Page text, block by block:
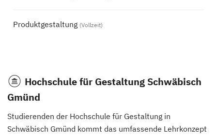
Produktgestaltung (Vollzeit)
Hochschule für Gestaltung Schwäbisch
Gmünd
Studierenden der Hochschule für Gestaltung in
Schwäbisch Gmünd kommt das umfassende Lehrkonzept